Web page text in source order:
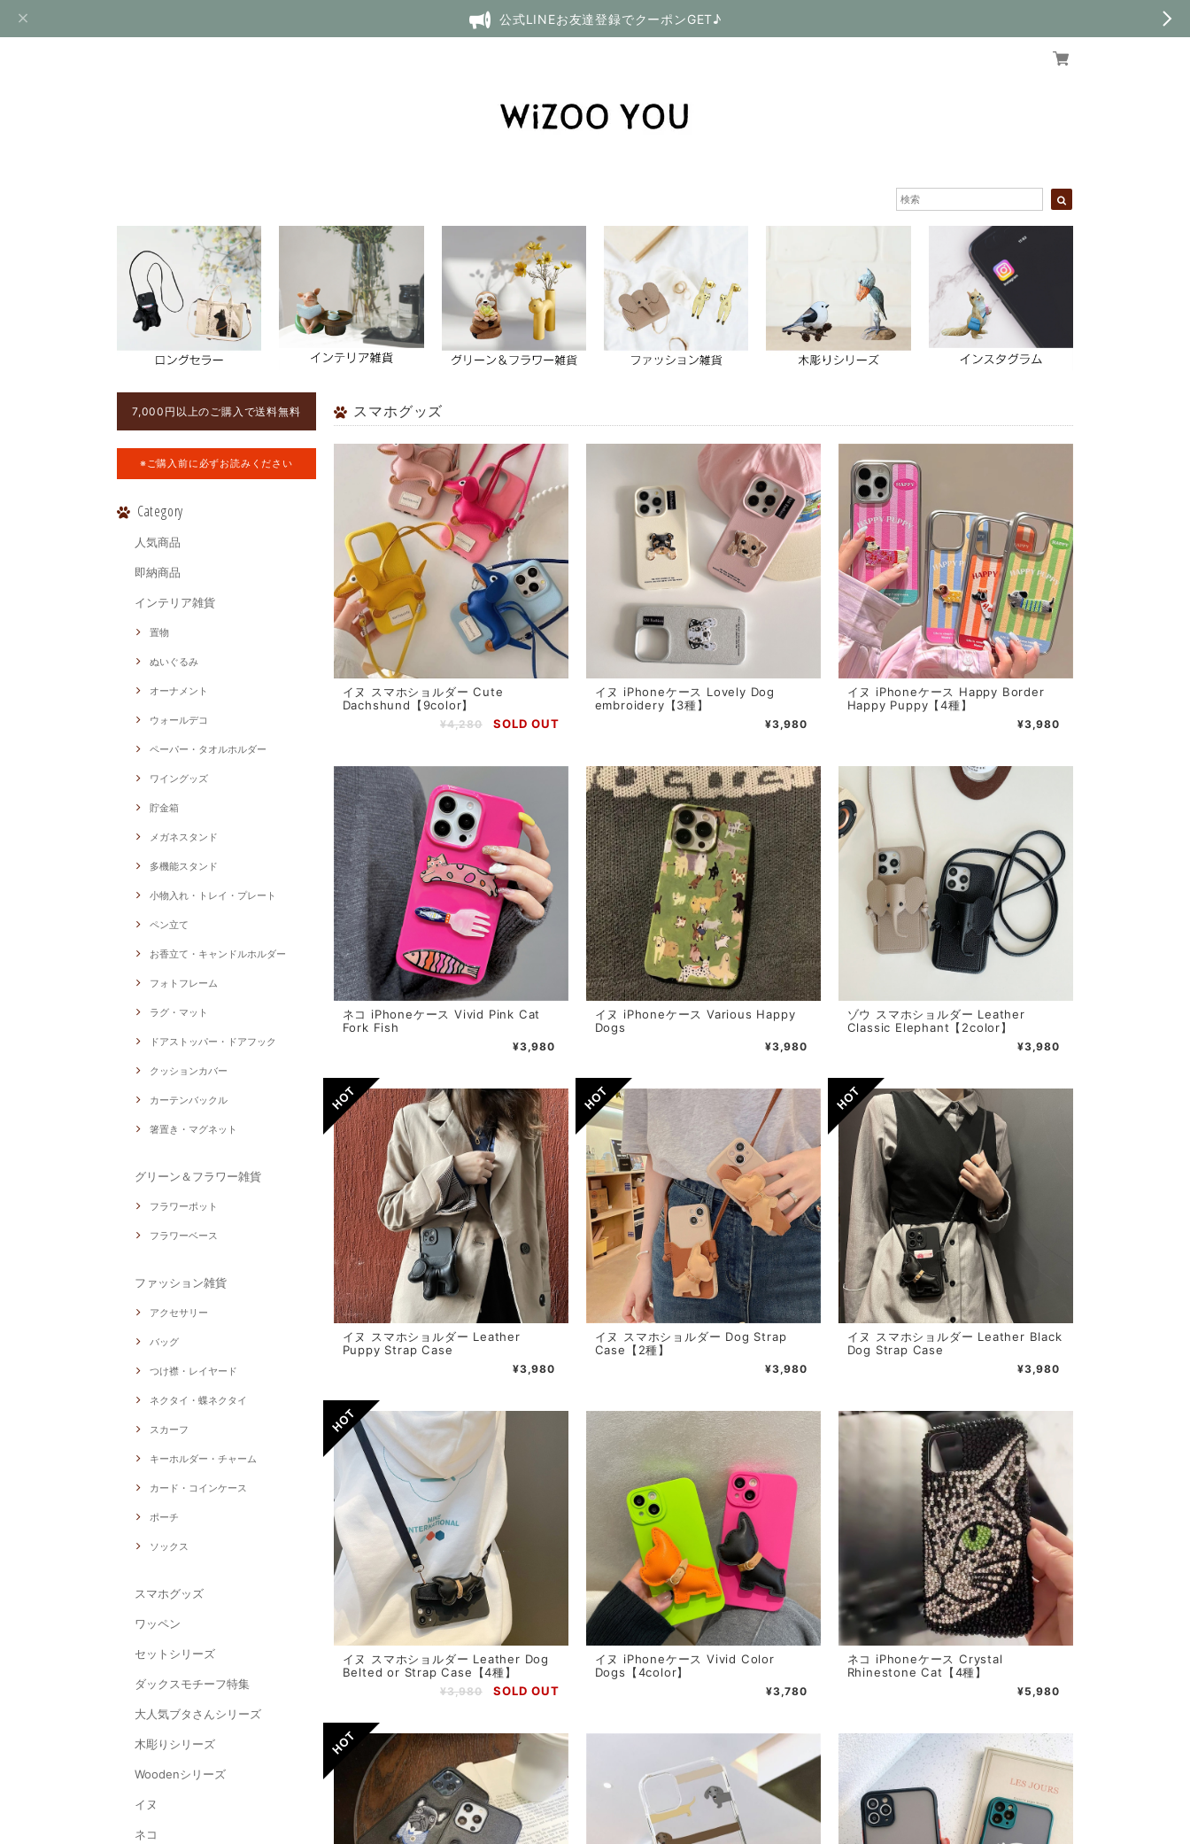
公式LINEお友達登録でクーポンGET♪
7,000円以上のご購入で送料無料
※ご購入前に必ずお読みください
Category
人気商品
即納商品
インテリア雑貨
置物
ぬいぐるみ
オーナメント
ウォールデコ
ペーパー・タオルホルダー
ワイングッズ
貯金箱
メガネスタンド
多機能スタンド
小物入れ・トレイ・プレート
ペン立て
お香立て・キャンドルホルダー
フォトフレーム
ラグ・マット
ドアストッパー・ドアフック
クッションカバー
カーテンバックル
箸置き・マグネット
グリーン＆フラワー雑貨
フラワーポット
フラワーベース
ファッション雑貨
アクセサリー
バッグ
つけ襟・レイヤード
ネクタイ・蝶ネクタイ
スカーフ
キーホルダー・チャーム
カード・コインケース
ポーチ
ソックス
スマホグッズ
ワッペン
セットシリーズ
ダックスモチーフ特集
大人気ブタさんシリーズ
木彫りシリーズ
Woodenシリーズ
イヌ
ネコ
スマホグッズ
イヌ スマホショルダー Cute
Dachshund【9color】
¥4,280 SOLD OUT
イヌ iPhoneケース Lovely Dog
embroidery【3種】
¥3,980
イヌ iPhoneケース Happy Border
Happy Puppy【4種】
¥3,980
ネコ iPhoneケース Vivid Pink Cat
Fork Fish
¥3,980
イヌ iPhoneケース Various Happy
Dogs
¥3,980
ゾウ スマホショルダー Leather
Classic Elephant【2color】
¥3,980
イヌ スマホショルダー Leather
Puppy Strap Case
¥3,980
イヌ スマホショルダー Dog Strap
Case【2種】
¥3,980
イヌ スマホショルダー Leather Black
Dog Strap Case
¥3,980
イヌ スマホショルダー Leather Dog
Belted or Strap Case【4種】
¥3,980 SOLD OUT
イヌ iPhoneケース Vivid Color
Dogs【4color】
¥3,780
ネコ iPhoneケース Crystal
Rhinestone Cat【4種】
¥5,980